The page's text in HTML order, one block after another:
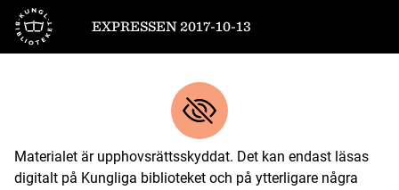
Till startsidan
EXPRESSEN 2017-10-13
Materialet är upphovsrättsskyddat. Det kan endast läsas
digitalt på Kungliga biblioteket och på ytterligare några